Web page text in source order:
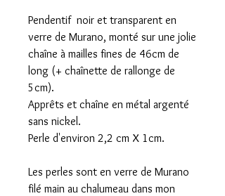
Pendentif noir et transparent en
verre de Murano, monté sur une jolie
chaîne à mailles fines de 46cm de
long (+ chaînette de rallonge de
5cm).
Apprêts et chaîne en métal argenté
sans nickel.
Perle d'environ 2,2 cm X 1cm.
Les perles sont en verre de Murano
filé main au chalumeau dans mon